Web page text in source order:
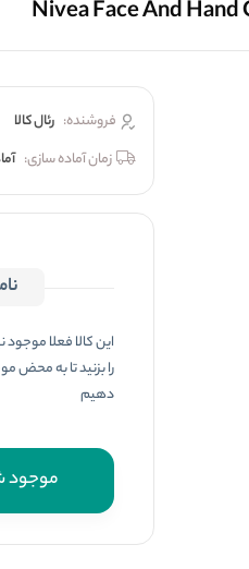
فروشنده: رئال كالا
زمان آماده سازی:
این کالا فعلا
را بزنید تا به محض
دهیم
موجود